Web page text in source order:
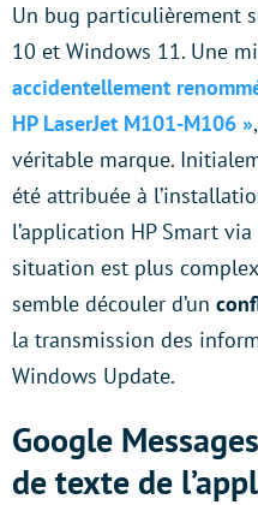
Un bug particulièrement
10 et Windows 11. Une
accidentellement
HP LaserJet M101-M106 »
véritable marque.
été attribuée à
l’application HP Smart
situation est plus
semble découler d’un
la transmission des
Windows Update.
Google
de texte de